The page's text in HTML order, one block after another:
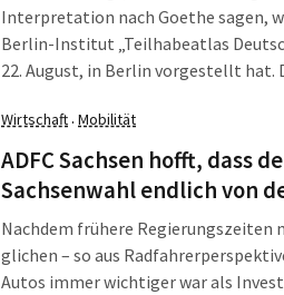
Interpretation nach Goethe sagen,
Berlin-Institut „Teilhabeatlas
22. August, in Berlin vorgestellt hat.
Armen!“ Als hätte er geahnt, was
macht. Ziemlich notdürftige, wie
Wirtschaft· Mobilität
ADFC Sachsen hofft, dass
Sachsenwahl endlich von
Nachdem frühere
glichen – so aus
Autos immer wichtiger war als